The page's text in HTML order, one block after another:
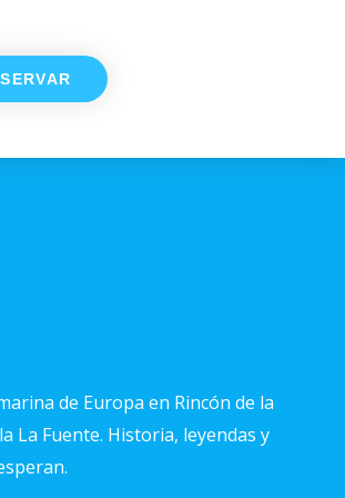
de Europa en Rincón de la
La Fuente. Historia, leyendas y